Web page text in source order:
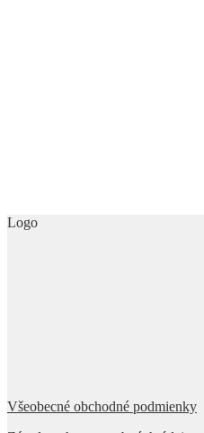
Logo
Všeobecné obchodné podmienky